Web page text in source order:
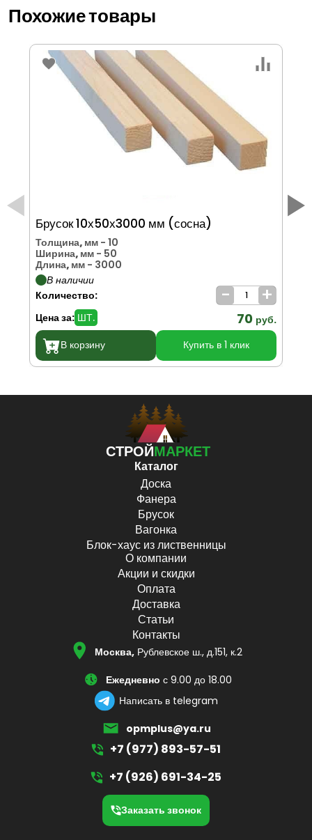
Похожие товары
Брусок 10х50х3000 мм (сосна)
Толщина, мм - 10
Ширина, мм - 50
Длина, мм - 3000
В наличии
Количество:
- +
Цена за: ШТ. 70 руб.
В корзину
Купить в 1 клик
СТРОЙМАРКЕТ
Каталог
Доска
Фанера
Брусок
Вагонка
Блок-хаус из лиственницы
О компании
Акции и скидки
Оплата
Доставка
Статьи
Контакты
Москва, Рублевское ш., д.151, к.2
Ежедневно с 9.00 до 18.00
Написать в telegram
opmplus@ya.ru
+7 (977) 893-57-51
+7 (926) 691-34-25
Заказать звонок